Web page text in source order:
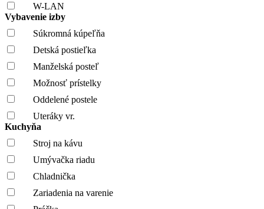
W-LAN
Vybavenie izby
Súkromná kúpeľňa
Detská postieľka
Manželská posteľ
Možnosť prístelky
Oddelené postele
Uteráky vr.
Kuchyňa
Stroj na kávu
Umývačka riadu
Chladnička
Zariadenia na varenie